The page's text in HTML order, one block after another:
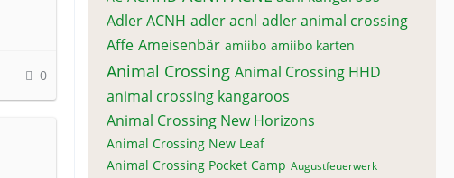
0
Adler ACNH adler acnl adler animal crossing
Affe Ameisenbär amiibo amiibo karten
Animal Crossing Animal Crossing HHD
animal crossing kangaroos
Animal Crossing New Horizons
Animal Crossing New Leaf
Animal Crossing Pocket Camp Augustfeuerwerk